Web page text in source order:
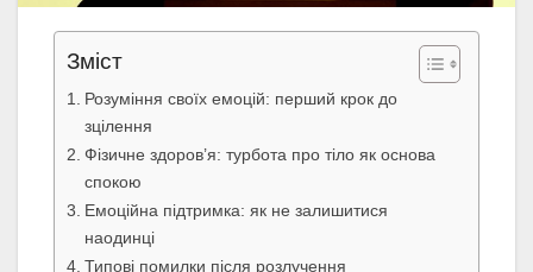
Зміст
Розуміння своїх емоцій: перший крок до
зцілення
Фізичне здоров’я: турбота про тіло як основа
спокою
Емоційна підтримка: як не залишитися
наодинці
Типові помилки після розлучення